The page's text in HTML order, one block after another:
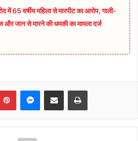
में 65 वर्षीय महिला से मारपीट का आरोप, गाली-
और जान से मारने की धमकी का मामला दर्ज
PinterestMessenger
Share via Email Print